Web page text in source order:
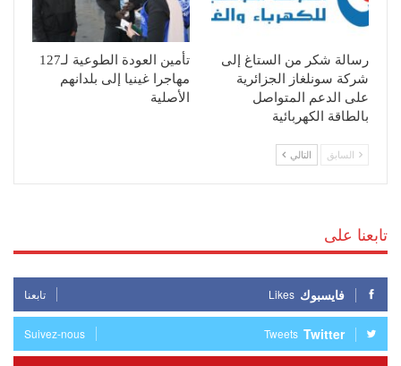
رسالة شكر من الستاغ إلى
شركة سونلغاز الجزائرية
على الدعم المتواصل
بالطاقة الكهربائية
تأمين العودة الطوعية لـ127
مهاجرا غينيا إلى بلدانهم
الأصلية
السابق التالي
تابعنا على
فايسبوك Likes تابعنا
Twitter
Tweets
Suivez-nous